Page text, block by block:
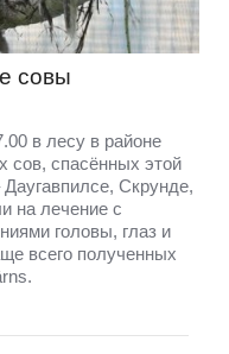
совы
в лесу в районе
сов, спасённых этой
Скрунде,
на лечение с
головы, глаз и
всего полученных